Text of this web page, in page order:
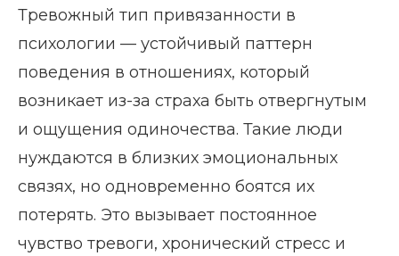
Тревожный тип привязанности в
психологии — устойчивый паттерн
поведения в отношениях, который
возникает из-за страха быть отвергнутым
и ощущения одиночества. Такие люди
нуждаются в близких эмоциональных
связях, но одновременно боятся их
потерять. Это вызывает постоянное
чувство тревоги, хронический стресс и